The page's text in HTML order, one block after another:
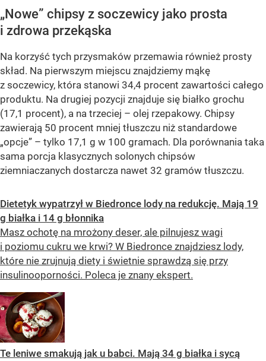
„Nowe” chipsy z soczewicy jako prosta
i zdrowa przekąska
Na korzyść tych przysmaków przemawia również prosty
skład. Na pierwszym miejscu znajdziemy mąkę
z soczewicy, która stanowi 34,4 procent zawartości całego
produktu. Na drugiej pozycji znajduje się białko grochu
(17,1 procent), a na trzeciej – olej rzepakowy. Chipsy
zawierają 50 procent mniej tłuszczu niż standardowe
„opcje” – tylko 17,1 g w 100 gramach. Dla porównania taka
sama porcja klasycznych solonych chipsów
ziemniaczanych dostarcza nawet 32 gramów tłuszczu.
Dietetyk wypatrzył w Biedronce lody na redukcję. Mają 19
g białka i 14 g błonnika
Masz ochotę na mrożony deser, ale pilnujesz wagi
i poziomu cukru we krwi? W Biedronce znajdziesz lody,
które nie zrujnują diety i świetnie sprawdzą się przy
insulinooporności. Poleca je znany ekspert.
Te leniwe smakują jak u babci. Mają 34 g białka i sycą